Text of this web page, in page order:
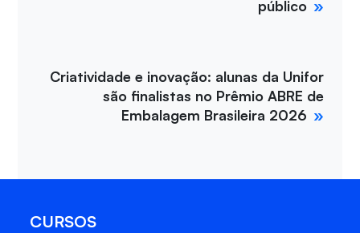
público
Criatividade e inovação: alunas da Unifor
são finalistas no Prêmio ABRE de
Embalagem Brasileira 2026
CURSOS